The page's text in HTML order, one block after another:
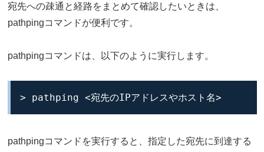
宛先への疎通と経路をまとめて確認したいときは、
pathpingコマンドが便利です。
pathpingコマンドは、以下のように実行します。
> pathping <宛先のIPアドレスやホスト名>
pathpingコマンドを実行すると、指定した宛先に到達する